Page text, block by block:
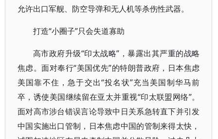
允许出口军舰、防空导弹和无人机等杀伤性武器。
打造“小圈子”只会失道寡助
高市政府升级“印太战略”，暴露出其严重的战略
焦虑。面对奉行“美国优先”的特朗普政府，日本焦虑
美国靠不住，急于交出“投名状”充当美国制华马前
卒，诱使美国继续留在亚太并重视“印太联盟网络”。
面对高市涉台错误言论导致中日关系急转直下并引发
中国实施出口管制，日本焦虑中国的管制来得太快，